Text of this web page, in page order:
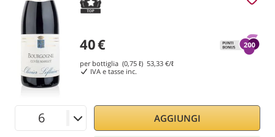
40€
per bottiglia (0,75 ℓ) 53,33 €/ℓ
IVA e tasse inc.
AGGIUNGI